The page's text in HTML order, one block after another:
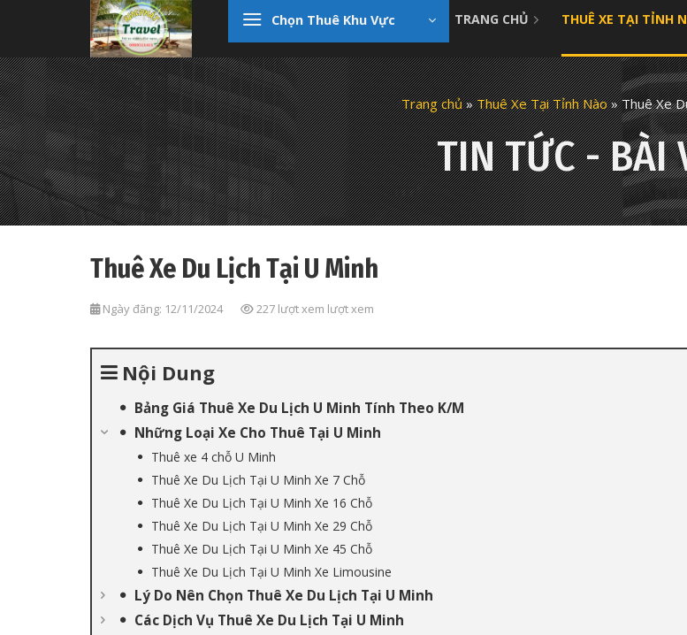
content
Chọn Thuê Khu Vực TRANG CHỦ THUÊ XE TẠI TỈNH
Trang chủ»Thuê Xe Tại Tỉnh Nào»Thuê Xe
TIN TỨC - BÀI
Thuê Xe Du Lịch Tại U Minh
Ngày đăng: 12/11/2024 227 lượt xem lượt xem
Nội Dung
Bảng Giá Thuê Xe Du Lịch U Minh Tính Theo K/M
Những Loại Xe Cho Thuê Tại U Minh
Thuê xe 4 chỗ U Minh
Thuê Xe Du Lịch Tại U Minh Xe 7 Chỗ
Thuê Xe Du Lịch Tại U Minh Xe 16 Chỗ
Thuê Xe Du Lịch Tại U Minh Xe 29 Chỗ
Thuê Xe Du Lịch Tại U Minh Xe 45 Chỗ
Thuê Xe Du Lịch Tại U Minh Xe Limousine
Lý Do Nên Chọn Thuê Xe Du Lịch Tại U Minh
Các Dịch Vụ Thuê Xe Du Lịch Tại U Minh